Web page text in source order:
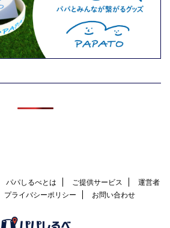
パパしるべとは ご提供サービス
運営者
プライバシーポリシー お問い合わせ